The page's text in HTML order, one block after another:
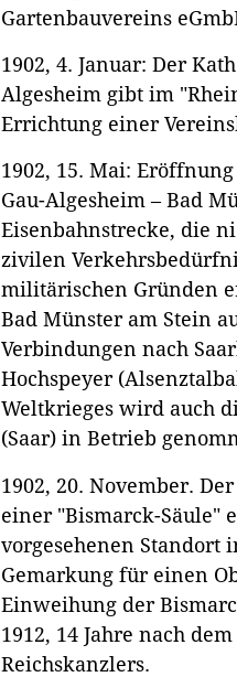
Gartenbauvereins
1902, 4. Januar: Der
Algesheim gibt im
Errichtung einer
1902, 15. Mai:
Gau-Algesheim – Bad
Eisenbahnstrecke, die
zivilen
militärischen Gründen
Bad Münster am Stein
Verbindungen nach
Hochspeyer
Weltkrieges wird auch
(Saar) in Betrieb
1902, 20. November.
einer "Bismarck-Säule"
vorgesehenen Standort
Gemarkung für einen
Einweihung der
1912, 14 Jahre nach
Reichskanzlers.